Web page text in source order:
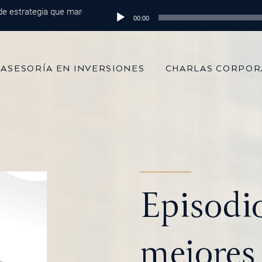
que marca la diferencia Episodio 215: De 100 mil dólares
Reproductor
00:00
ASESORÍA EN INVERSIONES CHARLAS